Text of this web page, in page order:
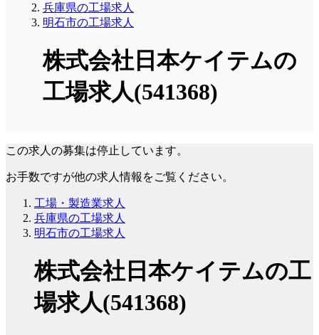
兵庫県の工場求人
明石市の工場求人
株式会社日本ケイテムの
工場求人(541368)
この求人の募集は停止しています。
お手数ですが他の求人情報をご覧ください。
工場・製造業求人
兵庫県の工場求人
明石市の工場求人
株式会社日本ケイテムの工
場求人(541368)